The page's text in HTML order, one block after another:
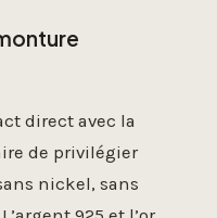
direct avec la
de privilégier
nickel, sans